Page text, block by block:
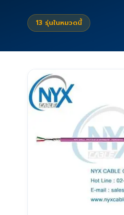
13 รุ่นในหมวดนี้